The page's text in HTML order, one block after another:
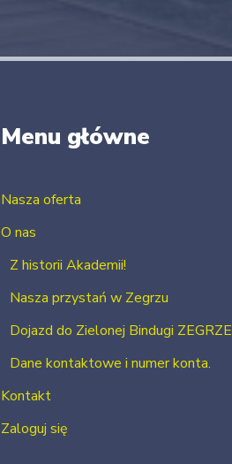
Menu główne
Nasza oferta
O nas
Z historii Akademii!
Nasza przystań w Zegrzu
Dojazd do Zielonej Bindugi ZEGRZE
Dane kontaktowe i numer konta.
Kontakt
Zaloguj się